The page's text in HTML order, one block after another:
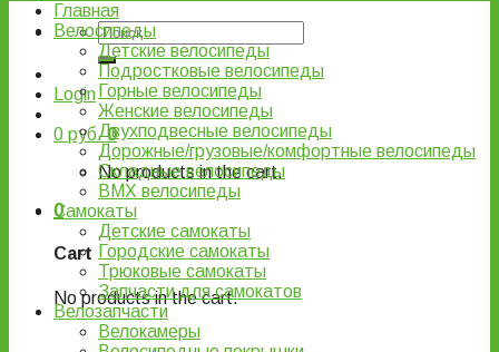
Login
0 руб. 0
No products in the cart.
0
Cart
No products in the cart.
Главная
Велосипеды
Детские велосипеды
Подростковые велосипеды
Горные велосипеды
Женские велосипеды
Двухподвесные велосипеды
Дорожные/грузовые/комфортные велосипеды
Складные велосипеды
BMX велосипеды
Самокаты
Детские самокаты
Городские самокаты
Трюковые самокаты
Запчасти для самокатов
Велозапчасти
Велокамеры